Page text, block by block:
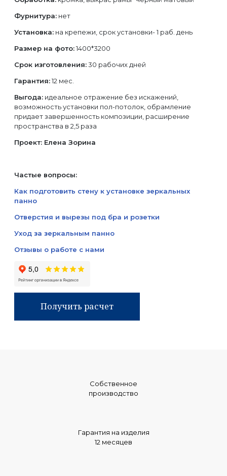
Фурнитура: нет
Установка: на крепежи, срок установки- 1 раб. день
Размер на фото:1400*3200
Срок изготовления:30 рабочих дней
Гарантия:12 мес.
Выгода: идеальное отражение без искажений,
возможность установки пол-потолок, обрамление
придает завершенность композиции, расширение
пространства в 2,5 раза
Проект: Елена Зорина
Частые вопросы:
Как подготовить стену к установке зеркальных
панно
Отверстия и вырезы под бра и розетки
Уход за зеркальным панно
Отзывы о работе с нами
Получить расчет
Собственное
производство
Гарантия на изделия
12 месяцев